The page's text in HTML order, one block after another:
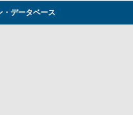
・データベース